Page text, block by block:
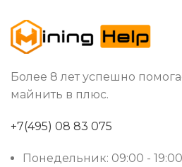
Более 8 лет успешно
майнить в плюс.
+7(495) 08 83 075
Понедельник: 09:00 - 19:00